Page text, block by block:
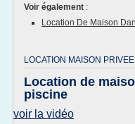
Voir également :
Location De Maison
LOCATION MAISON
Location de
piscine
voir la vidéo